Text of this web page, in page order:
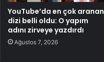
YouTube’da en çok aranan
dizi belli oldu: O yapım
adını zirveye yazdırdı
Ağustos 7, 2026